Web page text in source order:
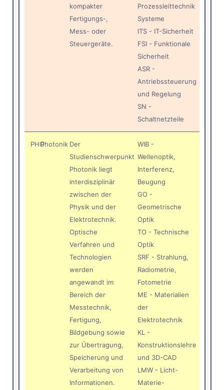
kompakter
Fertigungs-,
Mess- oder
Steuergeräte.
Prozessleittechnik
Systeme
ITS - IT-Sicherheit
FSI - Funktionale
Sicherheit
ASR -
Antriebssteuerung
und Regelung
SN -
Schaltnetzteile
PHOPhotonik Der
Studienschwerpunkt
Photonik liegt
interdisziplinär
zwischen der
Physik und der
Elektrotechnik.
Optische
Verfahren und
Technologien
werden
angewandt im
Bereich der
Messtechnik,
Fertigung,
Bildgebung sowie
zur Übertragung,
Speicherung und
Verarbeitung von
Informationen.
WIB -
Wellenoptik,
Interferenz,
Beugung
GO -
Geometrische
Optik
TO - Technische
Optik
SRF - Strahlung,
Radiometrie,
Fotometrie
ME - Materialien
der
Elektrotechnik
KL -
Konstruktionslehre
und 3D-CAD
LMW - Licht-
Materie-